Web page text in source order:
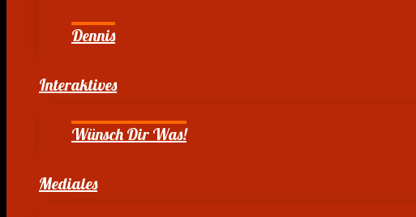
Dennis
Interaktives
Wünsch Dir Was!
Mediales